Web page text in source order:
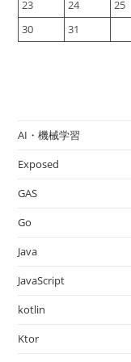
23 24 25
30
31
AI・機械学習
Exposed
GAS
Go
Java
JavaScript
kotlin
Ktor